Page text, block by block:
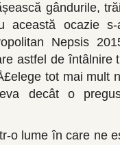
gândurile,
această ocazie
Nepsis
astfel de întâlnire
tot mai mult
decât o
o lume în care ne